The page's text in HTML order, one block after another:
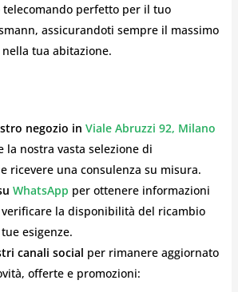
perfetto per il tuo
assicurandoti sempre il massimo
tua abitazione.
negozio in Viale Abruzzi 92, Milano
la nostra vasta selezione di
ricevere una consulenza su misura.
WhatsApp per ottenere informazioni
la disponibilità del ricambio
esigenze.
canali social per rimanere aggiornato
offerte e promozioni: